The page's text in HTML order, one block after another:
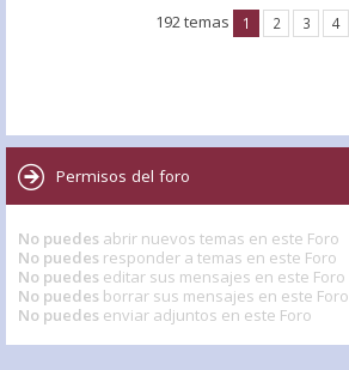
192 temas 1 2 3 4
Permisos del foro
No puedes abrir nuevos temas en este Foro
No puedes responder a temas en este Foro
No puedes editar sus mensajes en este Foro
No puedes borrar sus mensajes en este Foro
No puedes enviar adjuntos en este Foro